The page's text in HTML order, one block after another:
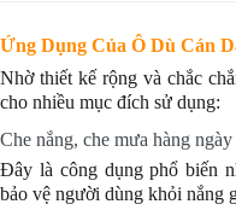
Ứng Dụng Của Ô Dù Cán
Nhờ thiết kế rộng và chắc
cho nhiều mục đích sử dụng:
Che nắng, che mưa hàng ngày
Đây là công dụng phổ biến
bảo vệ người dùng khỏi nắng